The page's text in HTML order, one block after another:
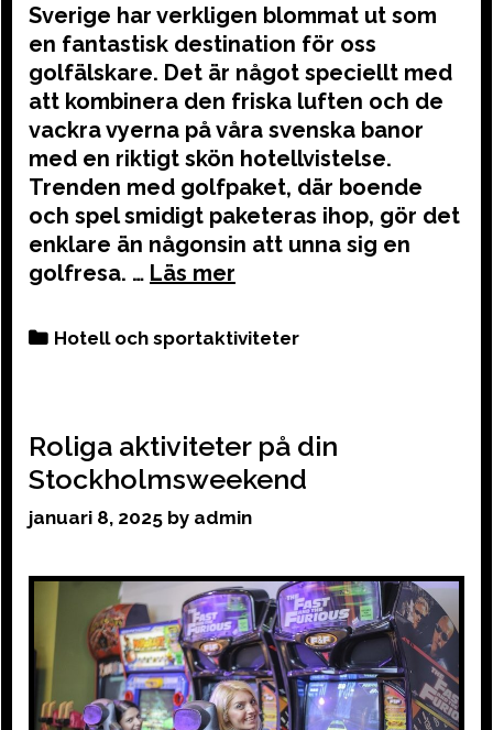
Sverige har verkligen blommat ut som
en fantastisk destination för oss
golfälskare. Det är något speciellt med
att kombinera den friska luften och de
vackra vyerna på våra svenska banor
med en riktigt skön hotellvistelse.
Trenden med golfpaket, där boende
och spel smidigt paketeras ihop, gör det
enklare än någonsin att unna sig en
golfresa. …
Categories
Hotell och sportaktiviteter
Roliga aktiviteter på din
Stockholmsweekend
januari 8, 2025 by admin